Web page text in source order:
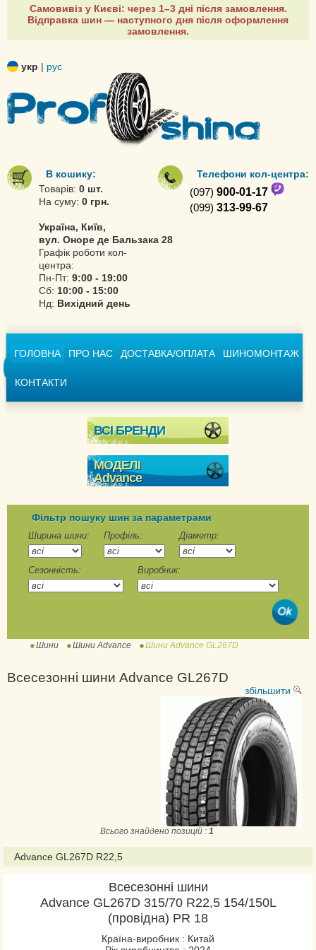
Самовивіз у Києві: через 1–3 дні після замовлення.
Відправка шин — наступного дня після оформлення
замовлення.
укр | рус
В кошику:
Товарів: 0 шт.
На суму: 0 грн.
Україна, Київ,
вул. Оноре де Бальзака 28
Графік роботи кол-
центра:
Пн-Пт: 9:00 - 19:00
Сб: 10:00 - 15:00
Нд: Вихідний день
Телефони кол-центра:
(097) 900-01-17
(099) 313-99-67
ГОЛОВНА ПРО НАС ДОСТАВКА/ОПЛАТА ШИНОМОНТАЖ
КОНТАКТИ
ВСІ БРЕНДИ
МОДЕЛІ
Advance
GL265D
GL267D
Фільтр пошуку шин за параметрами
Ширина шини: Профіль: Діаметр:
Сезонність: Виробник:
Шини Шини Advance Шини Advance GL267D
Всесезонні шини Advance GL267D
збільшити
Всього знайдено позицій : 1
Advance GL267D R22,5
Всесезонні шини
Advance GL267D 315/70 R22,5 154/150L
(провідна) PR 18
Країна-виробник : Китай